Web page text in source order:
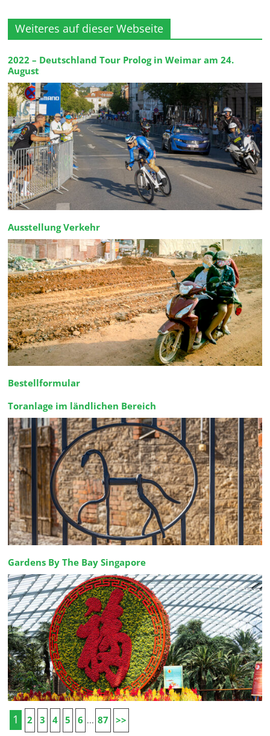
Weiteres auf dieser Webseite
2022 – Deutschland Tour Prolog in Weimar am 24.
August
Ausstellung Verkehr
Bestellformular
Toranlage im ländlichen Bereich
Gardens By The Bay Singapore
1 2 3 4 5 6 ... 87 >>